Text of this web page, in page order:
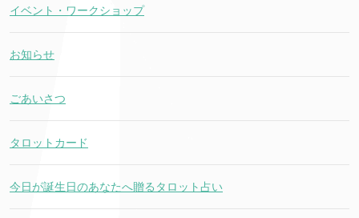
イベント・ワークショップ
お知らせ
ごあいさつ
タロットカード
今日が誕生日のあなたへ贈るタロット占い